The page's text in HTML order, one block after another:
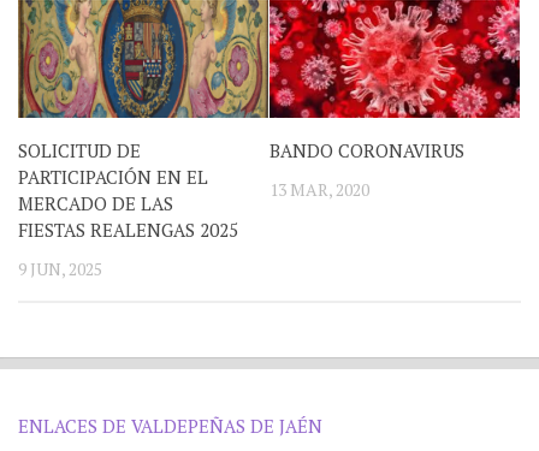
SOLICITUD DE
PARTICIPACIÓN EN EL
MERCADO DE LAS
FIESTAS REALENGAS 2025
9 JUN, 2025
BANDO CORONAVIRUS
13 MAR, 2020
ENLACES DE VALDEPEÑAS DE JAÉN